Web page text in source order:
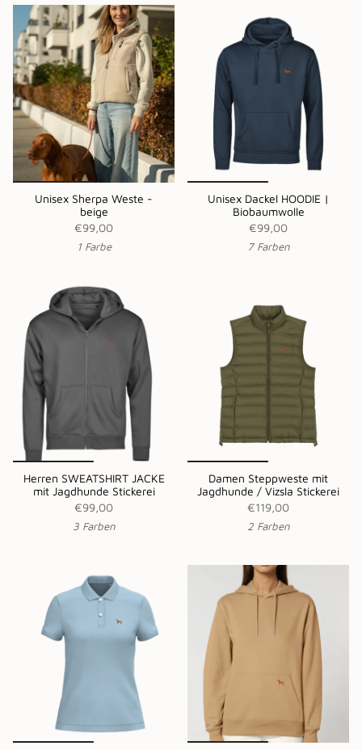
Unisex Sherpa Weste -
beige
€99,00
1 Farbe
Unisex Dackel HOODIE |
Biobaumwolle
€99,00
7 Farben
Herren SWEATSHIRT JACKE
mit Jagdhunde Stickerei
€99,00
3 Farben
Damen Steppweste mit
Jagdhunde / Vizsla Stickerei
€119,00
2 Farben